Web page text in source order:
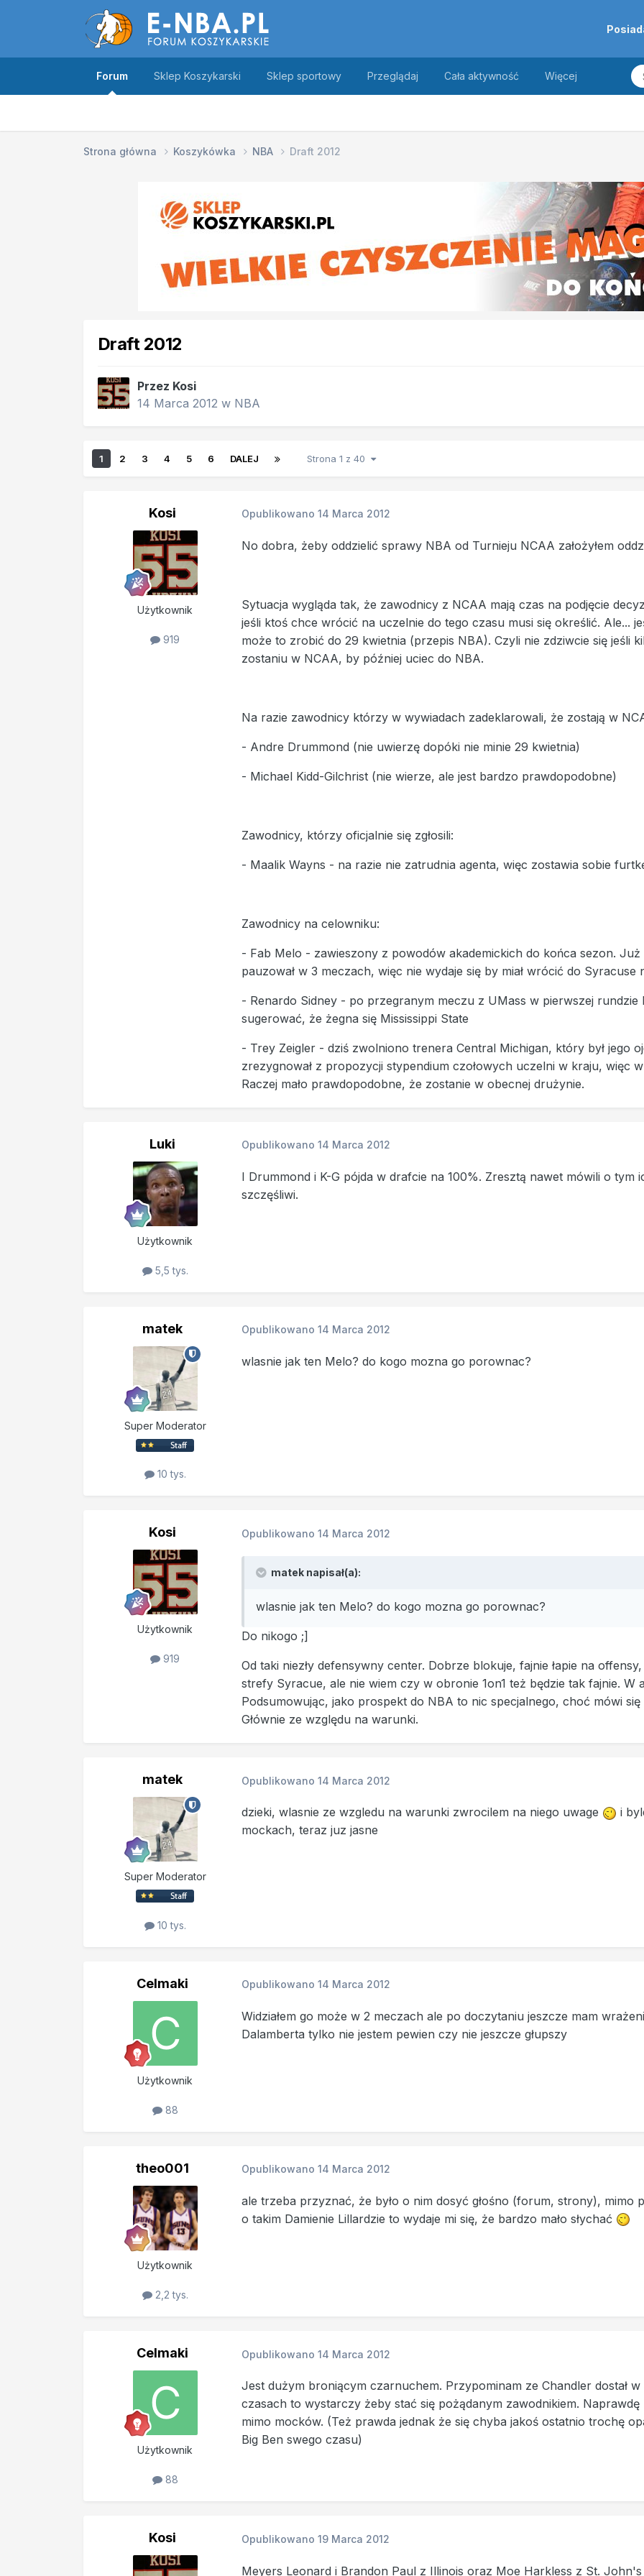
Forum Sklep Koszykarski Sklep sportowy Przeglądaj Cała aktywność Więcej
Strona główna Koszykówka NBA Draft 2012
Draft 2012
Przez Kosi
14 Marca 2012 w NBA
1 2 3 4 5 6 DALEJ Strona 1 z 40
Kosi
Użytkownik
919
Opublikowano 14 Marca 2012
No dobra, żeby oddzielić sprawy NBA od Turnieju NCAA założyłem
Sytuacja wygląda tak, że zawodnicy z NCAA mają czas na podjęcie
jeśli ktoś chce wrócić na uczelnie do tego czasu musi się określić. Ale...
może to zrobić do 29 kwietnia (przepis NBA). Czyli nie zdziwcie się jeśli
zostaniu w NCAA, by później uciec do NBA.
Na razie zawodnicy którzy w wywiadach zadeklarowali, że zostają w
- Andre Drummond (nie uwierzę dopóki nie minie 29 kwietnia)
- Michael Kidd-Gilchrist (nie wierze, ale jest bardzo prawdopodobne)
Zawodnicy, którzy oficjalnie się zgłosili:
- Maalik Wayns - na razie nie zatrudnia agenta, więc zostawia sobie
Zawodnicy na celowniku:
- Fab Melo - zawieszony z powodów akademickich do końca sezon. Już
pauzował w 3 meczach, więc nie wydaje się by miał wrócić do Syracuse
- Renardo Sidney - po przegranym meczu z UMass w pierwszej rundzie
sugerować, że żegna się Mississippi State
- Trey Zeigler - dziś zwolniono trenera Central Michigan, który był jego
zrezygnował z propozycji stypendium czołowych uczelni w kraju, więc
Raczej mało prawdopodobne, że zostanie w obecnej drużynie.
Luki
Użytkownik
5,5 tys.
Opublikowano 14 Marca 2012
I Drummond i K-G pójda w drafcie na 100%. Zresztą nawet mówili o tym
szczęśliwi.
matek
Super Moderator
10 tys.
Opublikowano 14 Marca 2012
wlasnie jak ten Melo? do kogo mozna go porownac?
Kosi
Użytkownik
919
Opublikowano 14 Marca 2012
matek napisał(a):
wlasnie jak ten Melo? do kogo mozna go porownac?
Do nikogo ;]
Od taki niezły defensywny center. Dobrze blokuje, fajnie łapie na
strefy Syracue, ale nie wiem czy w obronie 1on1 też będzie tak fajnie. W
Podsumowując, jako prospekt do NBA to nic specjalnego, choć mówi
Głównie ze względu na warunki.
matek
Super Moderator
10 tys.
Opublikowano 14 Marca 2012
dzieki, wlasnie ze wzgledu na warunki zwrocilem na niego uwage
i
mockach, teraz juz jasne
Celmaki
Użytkownik
88
Opublikowano 14 Marca 2012
Widziałem go może w 2 meczach ale po doczytaniu jeszcze mam
Dalamberta tylko nie jestem pewien czy nie jeszcze głupszy
theo001
Użytkownik
2,2 tys.
Opublikowano 14 Marca 2012
ale trzeba przyznać, że było o nim dosyć głośno (forum, strony), mimo
o takim Damienie Lillardzie to wydaje mi się, że bardzo mało słychać
Celmaki
Użytkownik
88
Opublikowano 14 Marca 2012
Jest dużym broniącym czarnuchem. Przypominam ze Chandler dostał
czasach to wystarczy żeby stać się pożądanym zawodnikiem. Naprawdę
mimo mocków. (Też prawda jednak że się chyba jakoś ostatnio trochę
Big Ben swego czasu)
Kosi Opublikowano 19 Marca 2012
Meyers Leonard i Brandon Paul z Illinois oraz Moe Harkless z St.